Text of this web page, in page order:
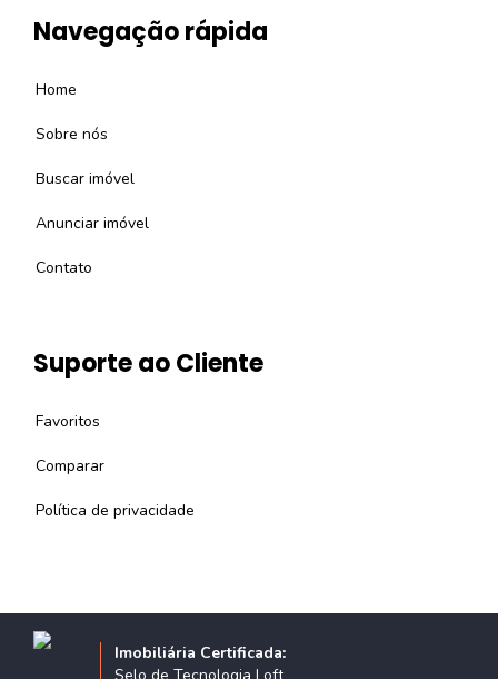
Navegação rápida
Home
Sobre nós
Buscar imóvel
Anunciar imóvel
Contato
Suporte ao Cliente
Favoritos
Comparar
Política de privacidade
Imobiliária Certificada: